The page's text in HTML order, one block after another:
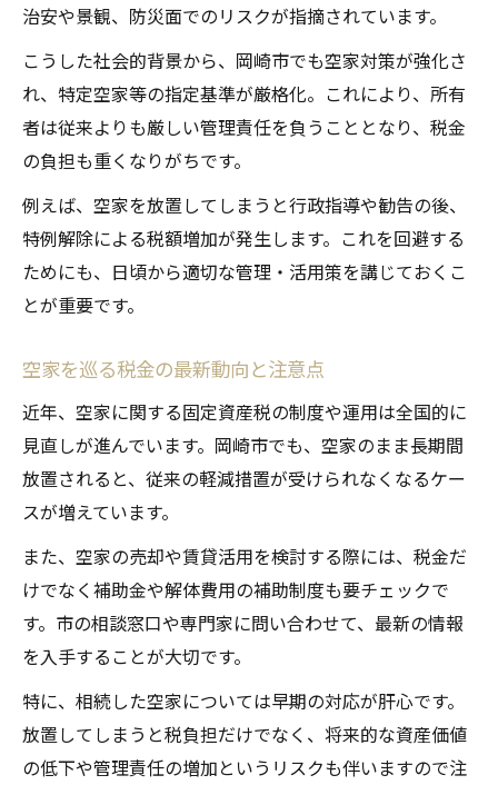
治安や景観、防災面でのリスクが指摘されています。
こうした社会的背景から、岡崎市でも空家対策が強化さ
れ、特定空家等の指定基準が厳格化。これにより、所有
者は従来よりも厳しい管理責任を負うこととなり、税金
の負担も重くなりがちです。
例えば、空家を放置してしまうと行政指導や勧告の後、
特例解除による税額増加が発生します。これを回避する
ためにも、日頃から適切な管理・活用策を講じておくこ
とが重要です。
空家を巡る税金の最新動向と注意点
近年、空家に関する固定資産税の制度や運用は全国的に
見直しが進んでいます。岡崎市でも、空家のまま長期間
放置されると、従来の軽減措置が受けられなくなるケー
スが増えています。
また、空家の売却や賃貸活用を検討する際には、税金だ
けでなく補助金や解体費用の補助制度も要チェックで
す。市の相談窓口や専門家に問い合わせて、最新の情報
を入手することが大切です。
特に、相続した空家については早期の対応が肝心です。
放置してしまうと税負担だけでなく、将来的な資産価値
の低下や管理責任の増加というリスクも伴いますので注